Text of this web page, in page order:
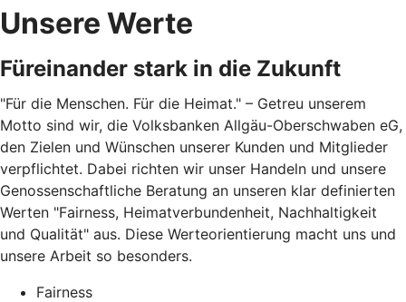
Unsere Werte
Füreinander stark in die Zukunft
"Für die Menschen. Für die Heimat." – Getreu unserem
Motto sind wir, die Volksbanken Allgäu-Oberschwaben eG,
den Zielen und Wünschen unserer Kunden und Mitglieder
verpflichtet. Dabei richten wir unser Handeln und unsere
Genossenschaftliche Beratung an unseren klar definierten
Werten "Fairness, Heimatverbundenheit, Nachhaltigkeit
und Qualität" aus. Diese Werteorientierung macht uns und
unsere Arbeit so besonders.
Fairness